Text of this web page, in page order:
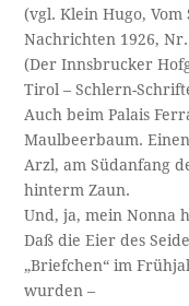
(vgl. Klein Hugo,
Nachrichten 1926,
(Der Innsbrucker
Tirol – Schlern-
Auch beim Palais
Maulbeerbaum.
Arzl, am Südanfang
hinterm Zaun.
Und, ja, mein Nonna
Daß die Eier des
„Briefchen“ im
wurden –